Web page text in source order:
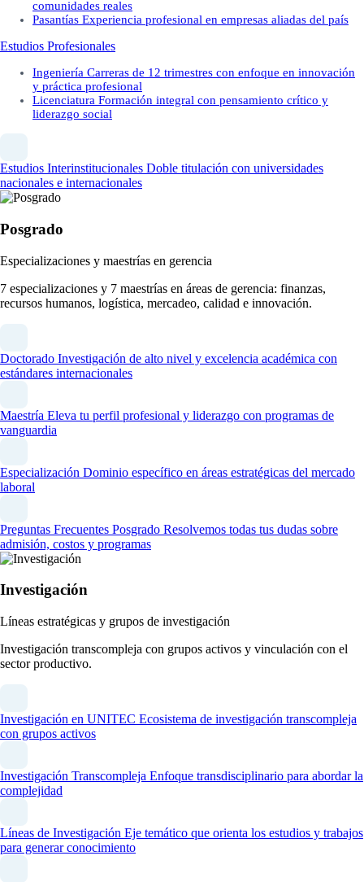
comunidades reales
Pasantías Experiencia profesional en empresas aliadas del país
Estudios Profesionales
Ingeniería Carreras de 12 trimestres con enfoque en innovación
y práctica profesional
Licenciatura Formación integral con pensamiento crítico y
liderazgo social
Estudios Interinstitucionales Doble titulación con universidades
nacionales e internacionales
Posgrado
Especializaciones y maestrías en gerencia
7 especializaciones y 7 maestrías en áreas de gerencia: finanzas,
recursos humanos, logística, mercadeo, calidad e innovación.
Doctorado Investigación de alto nivel y excelencia académica con
estándares internacionales
Maestría Eleva tu perfil profesional y liderazgo con programas de
vanguardia
Especialización Dominio específico en áreas estratégicas del mercado
laboral
Preguntas Frecuentes Posgrado Resolvemos todas tus dudas sobre
admisión, costos y programas
Investigación
Líneas estratégicas y grupos de investigación
Investigación transcompleja con grupos activos y vinculación con el
sector productivo.
Investigación en UNITEC Ecosistema de investigación transcompleja
con grupos activos
Investigación Transcompleja Enfoque transdisciplinario para abordar la
complejidad
Líneas de Investigación Eje temático que orienta los estudios y trabajos
para generar conocimiento